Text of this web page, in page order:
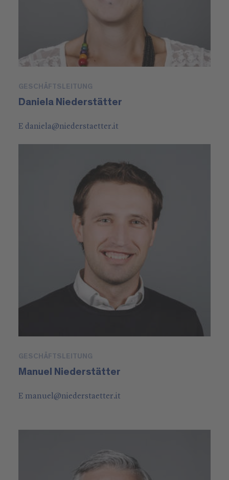
GESCHÄFTSLEITUNG
Daniela Niederstätter
E daniela@niederstaetter.it
GESCHÄFTSLEITUNG
Manuel Niederstätter
E manuel@niederstaetter.it